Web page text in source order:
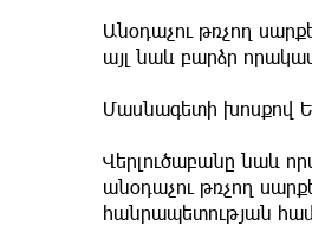
Անօդաչու թռչող
այլ նաև բարձր
Մասնագետի խոսքով
Վերլուծաբանը նաև
անօդաչու թռչող
հանրապետության